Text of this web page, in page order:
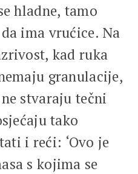
hladne, tamo
ima vrućice. Na
kad ruka
granulacije,
stvaraju tečni
tako
i reći: ‘Ovo je
s kojima se